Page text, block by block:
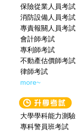
保險從業人員考試
消防設備人員考試
專責報關人員考試
會計師考試
專利師考試
不動產估價師考試
律師考試
more~
大學學科能力測驗
專科警員班考試